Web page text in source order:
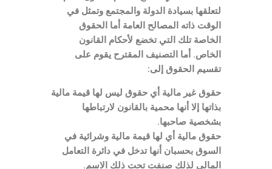
لتعلقها بسيادة الدولة والمجتمع وتمثل في
الوقت ذاته المصالح العامة أما الحقوق
الخاصة تلك التي تخضع لأحكام القانون
الخاص. أما التصنيف المقترح يقوم على
تقسيم الحقوق إلى:
حقوق غير مالية أي حقوق ليس لها قيمة مالية
بذاتها إلا أنها محمية بالقانون لارتباطها
بشخصية صاحبها.
حقوق مالية أي لها قيمة مالية وشرائية في
السوق بحسبان أنها تدخل في دائرة التعامل
المالي لذلك صنفت تحت ذلك الاسم.